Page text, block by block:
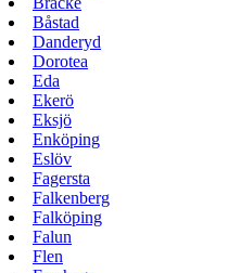
Båstad
Danderyd
Dorotea
Eda
Ekerö
Eksjö
Enköping
Eslöv
Fagersta
Falkenberg
Falköping
Falun
Flen